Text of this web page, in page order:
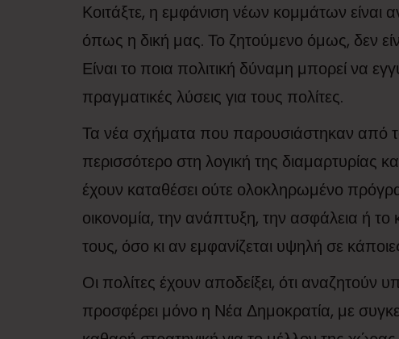
Κοιτάξτε, η εμφάνιση νέων κομμάτων είναι
όπως η δική μας. Το ζητούμενο όμως, δεν
Είναι το ποια πολιτική δύναμη μπορεί να
πραγματικές λύσεις για τους πολίτες.
Τα νέα σχήματα που παρουσιάστηκαν από
περισσότερο στη λογική της διαμαρτυρίας
έχουν καταθέσει ούτε ολοκληρωμένο
οικονομία, την ανάπτυξη, την ασφάλεια ή το
τους, όσο κι αν εμφανίζεται υψηλή σε
Οι πολίτες έχουν αποδείξει, ότι
προσφέρει μόνο η Νέα Δημοκρατία, με